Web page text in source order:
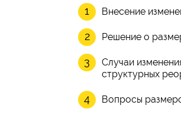
Внесение
Решение о
Случаи
структурных
Вопросы